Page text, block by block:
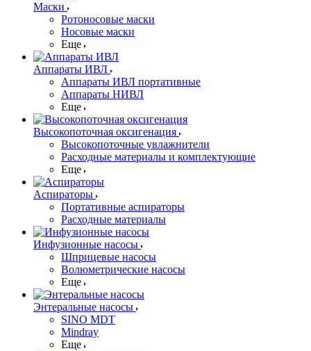
Маски
Ротоносовые маски
Носовые маски
Еще
Аппараты ИВЛ
Аппараты ИВЛ портативные
Аппараты НИВЛ
Еще
Высокопоточная оксигенация
Высокопоточные увлажнители
Расходные материалы и комплектующие
Еще
Аспираторы
Портативные аспираторы
Расходные материалы
Инфузионные насосы
Шприцевые насосы
Волюметрические насосы
Еще
Энтеральные насосы
SINO MDT
Mindray
Еще